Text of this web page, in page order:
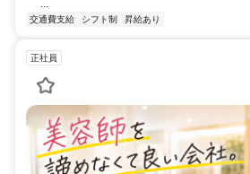
...
交通費支給 シフト制 昇給あり
正社員